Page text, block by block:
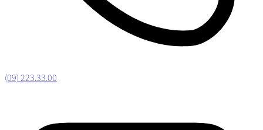
(09) 223.33.00